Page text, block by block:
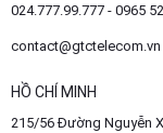
024.777.99.777 - 0965
contact@gtctelecom.vn
HỒ CHÍ MINH
215/56 Đường Nguyễn